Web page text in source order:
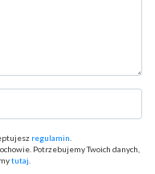
regulamin
Potrzebujemy Twoich danych,
tutaj